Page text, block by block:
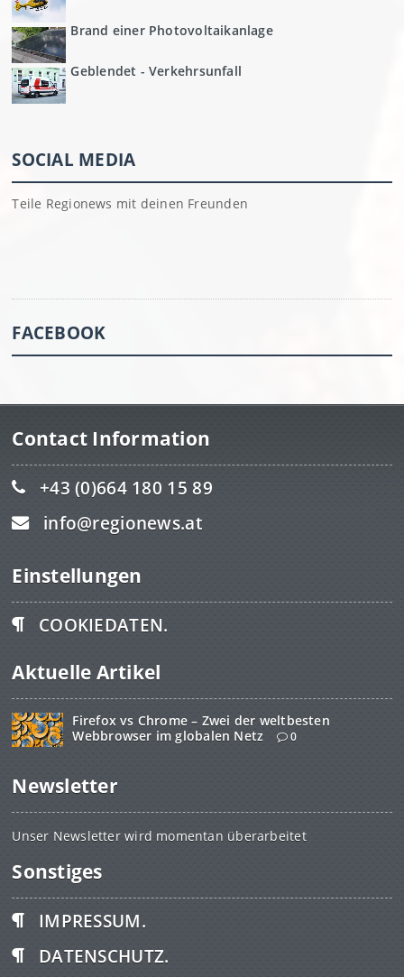
Brand einer Photovoltaikanlage
Geblendet - Verkehrsunfall
SOCIAL MEDIA
Teile Regionews mit deinen Freunden
FACEBOOK
Contact Information
+43 (0)664 180 15 89
info@regionews.at
Einstellungen
COOKIEDATEN.
Aktuelle Artikel
Firefox vs Chrome – Zwei der weltbesten
Webbrowser im globalen Netz
0
Newsletter
Unser Newsletter wird momentan überarbeitet
Sonstiges
IMPRESSUM.
DATENSCHUTZ.